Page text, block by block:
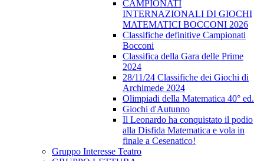
CAMPIONATI
INTERNAZIONALI DI GIOCHI
MATEMATICI BOCCONI 2026
Classifiche definitive Campionati
Bocconi
Classifica della Gara delle Prime
2024
28/11/24 Classifiche dei Giochi di
Archimede 2024
Olimpiadi della Matematica 40° ed.
Giochi d'Autunno
Il Leonardo ha conquistato il podio
alla Disfida Matematica e vola in
finale a Cesenatico!
Gruppo Interesse Teatro